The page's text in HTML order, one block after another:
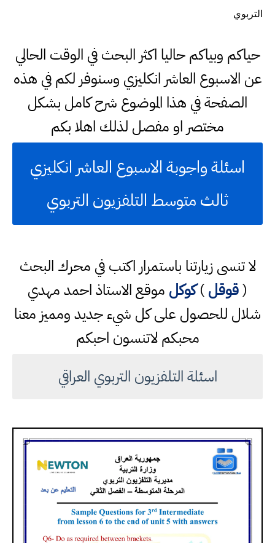
التربوي
حياكم وبياكم حاليا اكثر البحث في الوقت الحالي
عن الاسبوع العاشر انكليزي وسنوفر لكم في هذه
الصفحة في هذا الموضوع شرح كامل بشكل
مختصر او مفصل لذلك اهلا بكم
اسئلة واجوبة الاسبوع العاشر انكليزي
ثالث متوسط التلفزيون التربوي
لا تنسى زيارتنا باستمرار اكتب في محرك البحث
(قوقل)كوكل موقع الاستاذ احمد مهدي
شلال للحصول على كل شيء جديد ومميز معنا
محبكم لاتنسون احبكم
اسئلة التلفزيون التربوي العراقي